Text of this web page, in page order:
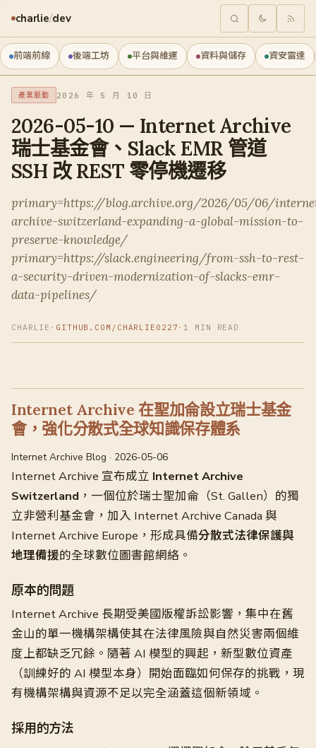
charlie/dev
前端前線 後端工坊 平台與維運 資料與儲存 資安雷達
產業脈動 2026 年 5 月 10 日
2026-05-10 — Internet Archive
瑞士基金會、Slack EMR 管道
SSH 改 REST 零停機遷移
primary=https://blog.archive.org/2026/05/06/
archive-switzerland-expanding-a-global-mission-to-
preserve-knowledge/
primary=https://slack.engineering/from-ssh-to-rest-
a-security-driven-modernization-of-slacks-emr-
data-pipelines/
CHARLIE · GITHUB.COM/CHARLIE0227 · 1 MIN READ
Internet Archive 在聖加侖設立瑞士基金
會，強化分散式全球知識保存體系
Internet Archive Blog · 2026-05-06
Internet Archive 宣布成立 Internet Archive
Switzerland ，一個位於瑞士聖加侖（St. Gallen）的獨
立非營利基金會，加入 Internet Archive Canada 與
Internet Archive Europe，形成具備分散式法律保護與
地理備援的全球數位圖書館網絡。
原本的問題
Internet Archive 長期受美國版權訴訟影響，集中在舊
金山的單一機構架構使其在法律風險與自然災害兩個維
度上都缺乏冗餘。隨著 AI 模型的興起，新型數位資產
（訓練好的 AI 模型本身）開始面臨如何保存的挑戰，現
有機構架構與資源不足以完全涵蓋這個新領域。
採用的方法